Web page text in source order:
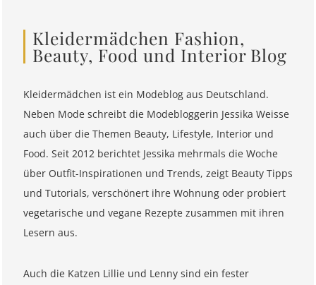
Kleidermädchen Fashion,
Beauty, Food und Interior Blog
Kleidermädchen ist ein Modeblog aus Deutschland.
Neben Mode schreibt die Modebloggerin Jessika Weisse
auch über die Themen Beauty, Lifestyle, Interior und
Food. Seit 2012 berichtet Jessika mehrmals die Woche
über Outfit-Inspirationen und Trends, zeigt Beauty Tipps
und Tutorials, verschönert ihre Wohnung oder probiert
vegetarische und vegane Rezepte zusammen mit ihren
Lesern aus.
Auch die Katzen Lillie und Lenny sind ein fester